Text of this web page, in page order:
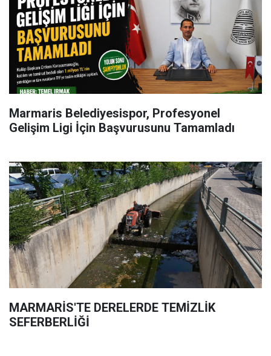
Marmaris Belediyesispor, Profesyonel
Gelişim Ligi İçin Başvurusunu Tamamladı
MARMARİS'TE DERELERDE TEMİZLİK
SEFERBERLİĞİ